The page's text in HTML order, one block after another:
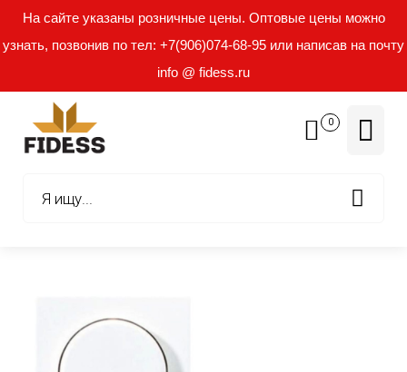
На сайте указаны розничные цены. Оптовые цены можно
узнать, позвонив по тел: +7(906)074-68-95 или написав на почту
info @ fidess.ru
0